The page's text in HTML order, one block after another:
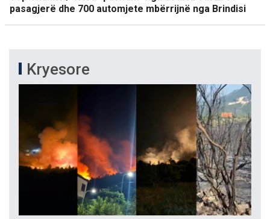
pasagjerë dhe 700 automjete mbërrijnë nga Brindisi
Kryesore